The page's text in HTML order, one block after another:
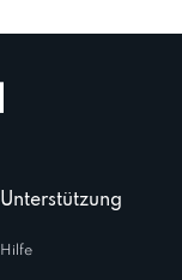
Unterstützung
Hilfe